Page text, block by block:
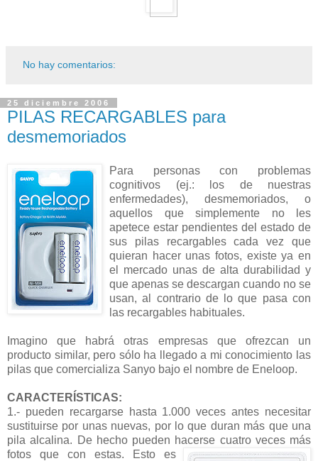
No hay comentarios:
25 diciembre 2006
PILAS RECARGABLES para
desmemoriados
Para personas con problemas
cognitivos (ej.: los de nuestras
enfermedades), desmemoriados, o
aquellos que simplemente no les
apetece estar pendientes del estado de
sus pilas recargables cada vez que
quieran hacer unas fotos, existe ya en
el mercado unas de alta durabilidad y
que apenas se descargan cuando no se
usan, al contrario de lo que pasa con
las recargables habituales.
Imagino que habrá otras empresas que ofrezcan un
producto similar, pero sólo ha llegado a mi conocimiento las
pilas que comercializa Sanyo bajo el nombre de Eneloop.
CARACTERÍSTICAS:
1.- pueden recargarse hasta 1.000 veces antes necesitar
sustituirse por unas nuevas, por lo que duran más que una
pila alcalina. De hecho pueden hacerse cuatro veces más
fotos que con estas. Esto es